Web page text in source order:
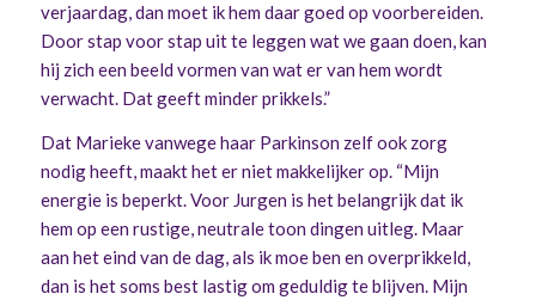
verjaardag, dan moet ik hem daar goed op voorbereiden.
Door stap voor stap uit te leggen wat we gaan doen, kan
hij zich een beeld vormen van wat er van hem wordt
verwacht. Dat geeft minder prikkels.”
Dat Marieke vanwege haar Parkinson zelf ook zorg
nodig heeft, maakt het er niet makkelijker op. “Mijn
energie is beperkt. Voor Jurgen is het belangrijk dat ik
hem op een rustige, neutrale toon dingen uitleg. Maar
aan het eind van de dag, als ik moe ben en overprikkeld,
dan is het soms best lastig om geduldig te blijven. Mijn